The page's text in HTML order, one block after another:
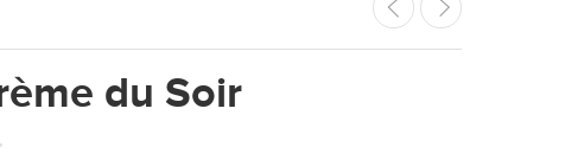
du Soir